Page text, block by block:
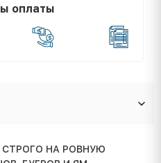
оплаты
НА РОВНУЮ